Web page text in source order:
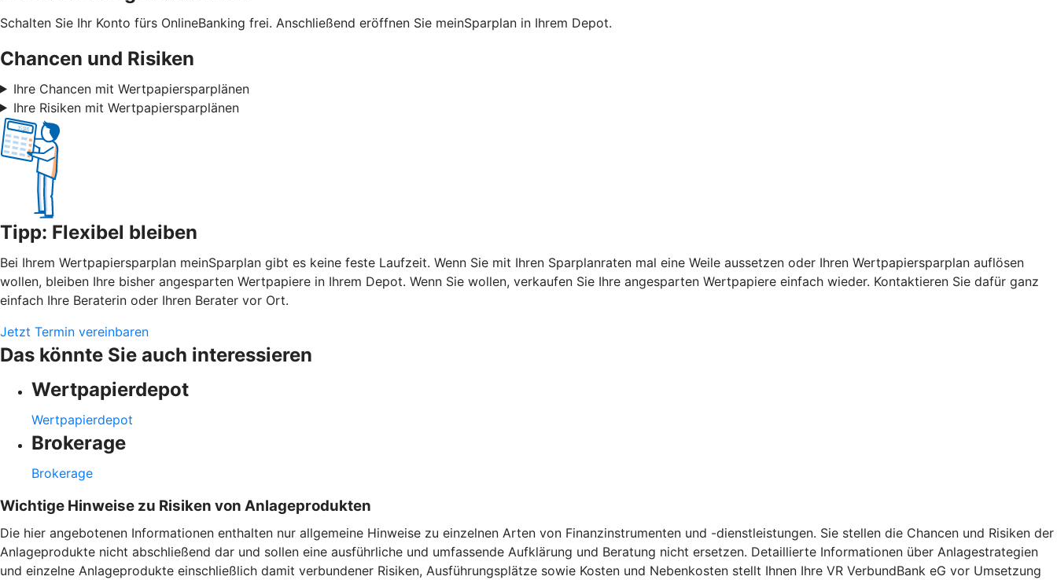
Schalten Sie Ihr Konto fürs OnlineBanking frei. Anschließend eröffnen Sie meinSparplan in Ihrem Depot.
Chancen und Risiken
Ihre Chancen mit Wertpapiersparplänen
Ihre Risiken mit Wertpapiersparplänen
Tipp: Flexibel bleiben
Bei Ihrem Wertpapiersparplan meinSparplan gibt es keine feste Laufzeit. Wenn Sie mit Ihren Sparplanraten mal eine Weile aussetzen oder Ihren Wertpapiersparplan auflösen
wollen, bleiben Ihre bisher angesparten Wertpapiere in Ihrem Depot. Wenn Sie wollen, verkaufen Sie Ihre angesparten Wertpapiere einfach wieder. Kontaktieren Sie dafür ganz
einfach Ihre Beraterin oder Ihren Berater vor Ort.
Jetzt Termin vereinbaren
Das könnte Sie auch interessieren
Wertpapierdepot
Wertpapierdepot
Brokerage
Brokerage
Wichtige Hinweise zu Risiken von Anlageprodukten
Die hier angebotenen Informationen enthalten nur allgemeine Hinweise zu einzelnen Arten von Finanzinstrumenten und -dienstleistungen. Sie stellen die Chancen und Risiken der
Anlageprodukte nicht abschließend dar und sollen eine ausführliche und umfassende Aufklärung und Beratung nicht ersetzen. Detaillierte Informationen über Anlagestrategien
und einzelne Anlageprodukte einschließlich damit verbundener Risiken, Ausführungsplätze sowie Kosten und Nebenkosten stellt Ihnen Ihre VR VerbundBank eG vor Umsetzung